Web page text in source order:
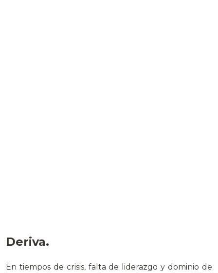
Deriva.
En tiempos de crisis, falta de liderazgo y dominio de